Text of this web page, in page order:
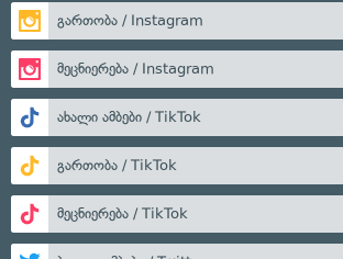
გართობა / Instagram
მეცნიერება / Instagram
ახალი ამბები / TikTok
გართობა / TikTok
მეცნიერება / TikTok